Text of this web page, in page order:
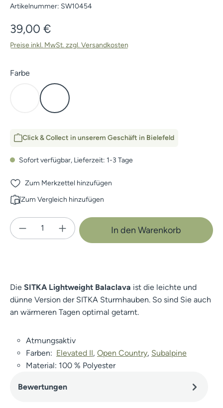
Artikelnummer: SW10454
Regulärer Preis:
39,00 €
Preise inkl. MwSt. zzgl. Versandkosten
Farbeauswählen
Elevated II
(Diese Option ist zurzeit nicht verfügbar.)
Open Country
Click & Collect in unserem Geschäft in Bielefeld
Sofort verfügbar, Lieferzeit: 1-3 Tage
Zum Merkzettel hinzufügen
Zum Vergleich hinzufügen
Produkt Anzahl: Gib den gewünschten
In den Warenkorb
Die SITKA Lightweight Balaclava ist die leichte und
dünne Version der SITKA Sturmhauben. So sind Sie auch
an wärmeren Tagen optimal getarnt.
Atmungsaktiv
Farben: Elevated II, Open Country, Subalpine
Material: 100 % Polyester
Bewertungen